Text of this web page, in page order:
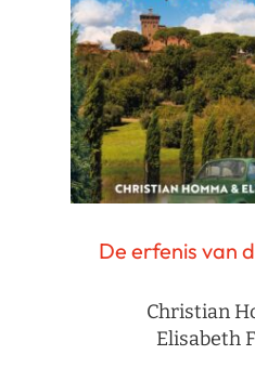
De erfenis van
Christian
Elisabeth